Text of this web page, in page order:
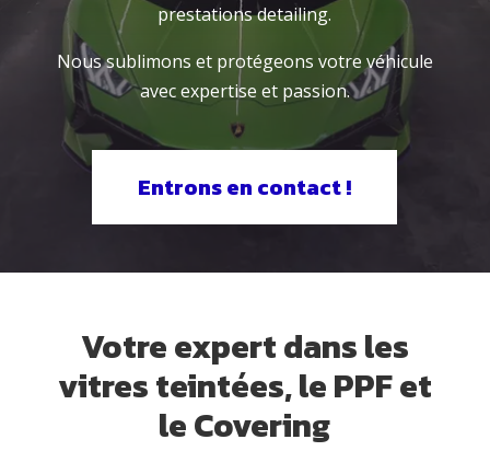
prestations detailing.
Nous sublimons et protégeons votre véhicule
avec expertise et passion.
Entrons en contact !
Votre expert dans les
vitres teintées, le PPF et
le Covering